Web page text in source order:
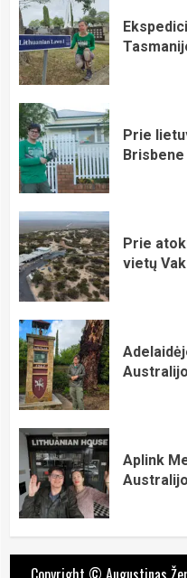
Prie
Brisbene
Prie
vietų
Aplink